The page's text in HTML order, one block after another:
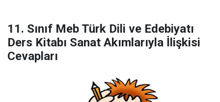
11. Sınıf Meb Türk Dili ve Edebiyatı
Ders Kitabı Sanat Akımlarıyla İlişkisi
Cevapları